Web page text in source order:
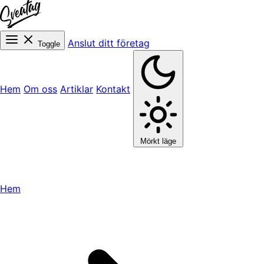
Toggle Anslut ditt företag
Hem Om oss Artiklar Kontakt
Mörkt läge
Hem